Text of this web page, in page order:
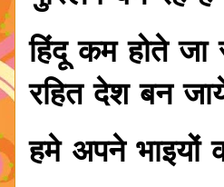
हिंदू कम होते
रहित देश बन
हमे अपने भाइयों